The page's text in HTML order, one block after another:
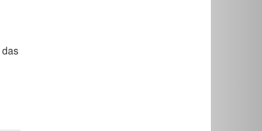
das